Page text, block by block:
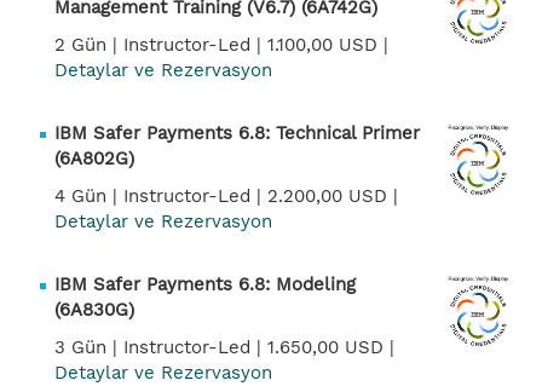
Management Training (V6.7) (6A742G)
2 Gün | Instructor-Led | 1.100,00 USD |
Detaylar ve Rezervasyon
IBM Safer Payments 6.8: Technical Primer
(6A802G)
4 Gün | Instructor-Led | 2.200,00 USD |
Detaylar ve Rezervasyon
IBM Safer Payments 6.8: Modeling
(6A830G)
3 Gün | Instructor-Led | 1.650,00 USD |
Detaylar ve Rezervasyon